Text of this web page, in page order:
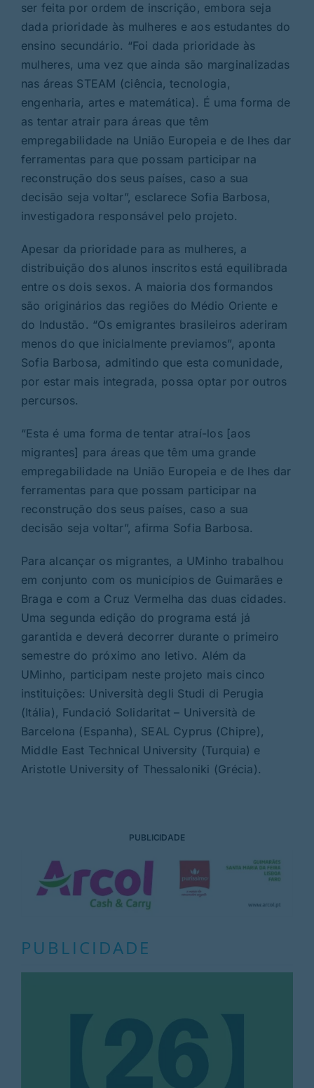
ser feita por ordem de inscrição, embora seja
dada prioridade às mulheres e aos estudantes do
ensino secundário. “Foi dada prioridade às
mulheres, uma vez que ainda são marginalizadas
nas áreas STEAM (ciência, tecnologia,
engenharia, artes e matemática). É uma forma de
as tentar atrair para áreas que têm
empregabilidade na União Europeia e de lhes dar
ferramentas para que possam participar na
reconstrução dos seus países, caso a sua
decisão seja voltar”, esclarece Sofia Barbosa,
investigadora responsável pelo projeto.
Apesar da prioridade para as mulheres, a
distribuição dos alunos inscritos está equilibrada
entre os dois sexos. A maioria dos formandos
são originários das regiões do Médio Oriente e
do Industão. “Os emigrantes brasileiros aderiram
menos do que inicialmente previamos”, aponta
Sofia Barbosa, admitindo que esta comunidade,
por estar mais integrada, possa optar por outros
percursos.
“Esta é uma forma de tentar atraí-los [aos
migrantes] para áreas que têm uma grande
empregabilidade na União Europeia e de lhes dar
ferramentas para que possam participar na
reconstrução dos seus países, caso a sua
decisão seja voltar”, afirma Sofia Barbosa.
Para alcançar os migrantes, a UMinho trabalhou
em conjunto com os municípios de Guimarães e
Braga e com a Cruz Vermelha das duas cidades.
Uma segunda edição do programa está já
garantida e deverá decorrer durante o primeiro
semestre do próximo ano letivo. Além da
UMinho, participam neste projeto mais cinco
instituições: Università degli Studi di Perugia
(Itália), Fundació Solidaritat – Università de
Barcelona (Espanha), SEAL Cyprus (Chipre),
Middle East Technical University (Turquia) e
Aristotle University of Thessaloniki (Grécia).
PUBLICIDADE
PUBLICIDADE